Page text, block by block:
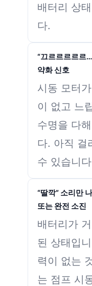
배터리 상
다.
“끄르르르르르
약화 신호
시동 모터
이 없고 느
수명을 다
다. 아직 걸
수 있습니
“딸깍” 소리만
또는 완전 소진
배터리가
된 상태입
력이 없는
는 점프 시